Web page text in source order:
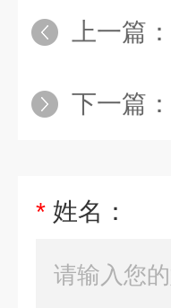
上一篇：
下一篇：
* 姓名：